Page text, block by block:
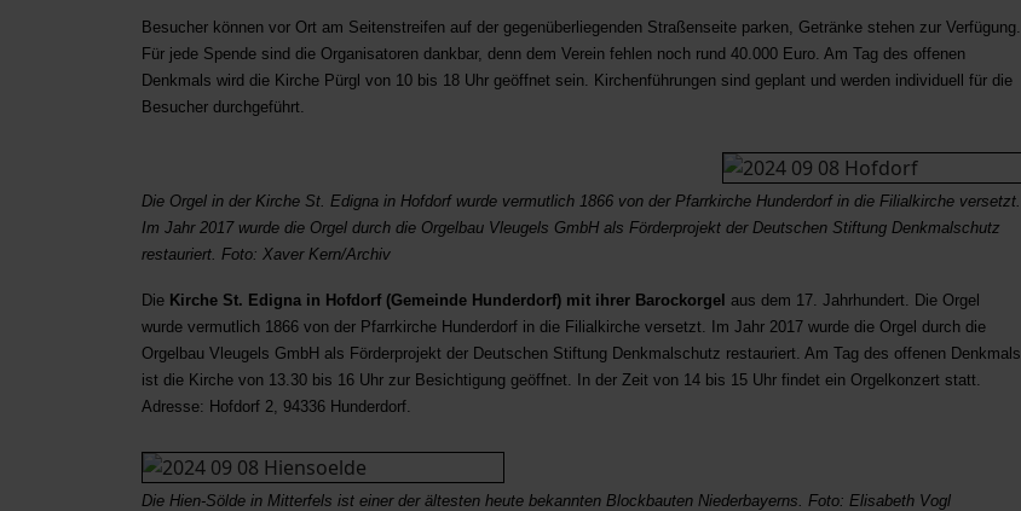
Besucher können vor Ort am Seitenstreifen auf der gegenüberliegenden Straßenseite parken, Getränke stehen zur Verfügung.
Für jede Spende sind die Organisatoren dankbar, denn dem Verein fehlen noch rund 40.000 Euro. Am Tag des offenen
Denkmals wird die Kirche Pürgl von 10 bis 18 Uhr geöffnet sein. Kirchenführungen sind geplant und werden individuell für die
Besucher durchgeführt.
Die Orgel in der Kirche St. Edigna in Hofdorf wurde vermutlich 1866 von der Pfarrkirche Hunderdorf in die Filialkirche versetzt.
Im Jahr 2017 wurde die Orgel durch die Orgelbau Vleugels GmbH als Förderprojekt der Deutschen Stiftung Denkmalschutz
restauriert. Foto: Xaver Kern/Archiv
Die Kirche St. Edigna in Hofdorf (Gemeinde Hunderdorf) mit ihrer Barockorgel aus dem 17. Jahrhundert. Die Orgel
wurde vermutlich 1866 von der Pfarrkirche Hunderdorf in die Filialkirche versetzt. Im Jahr 2017 wurde die Orgel durch die
Orgelbau Vleugels GmbH als Förderprojekt der Deutschen Stiftung Denkmalschutz restauriert. Am Tag des offenen Denkmals
ist die Kirche von 13.30 bis 16 Uhr zur Besichtigung geöffnet. In der Zeit von 14 bis 15 Uhr findet ein Orgelkonzert statt.
Adresse: Hofdorf 2, 94336 Hunderdorf.
Die Hien-Sölde in Mitterfels ist einer der ältesten heute bekannten Blockbauten Niederbayerns. Foto: Elisabeth Vogl